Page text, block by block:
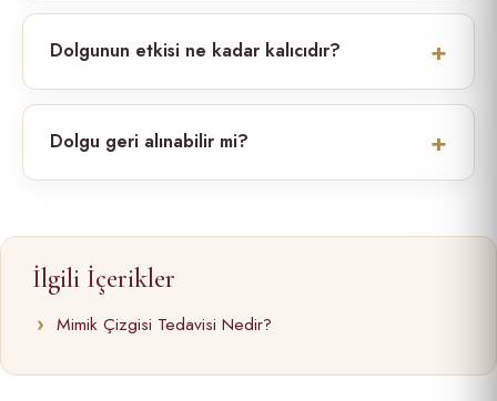
Dolgunun etkisi ne kadar kalıcıdır?
Dolgu geri alınabilir mi?
İlgili İçerikler
Mimik Çizgisi Tedavisi Nedir?